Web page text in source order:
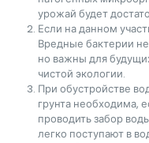
урожай будет
Если на данном
Вредные бактерии
но важны для
чистой экологии.
При обустройстве
грунта необходима,
проводить забор
легко поступают в